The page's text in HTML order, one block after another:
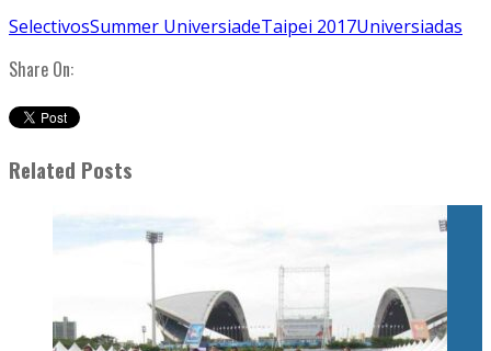
SelectivosSummer UniversiadeTaipei 2017Universiadas
Share On:
Related Posts